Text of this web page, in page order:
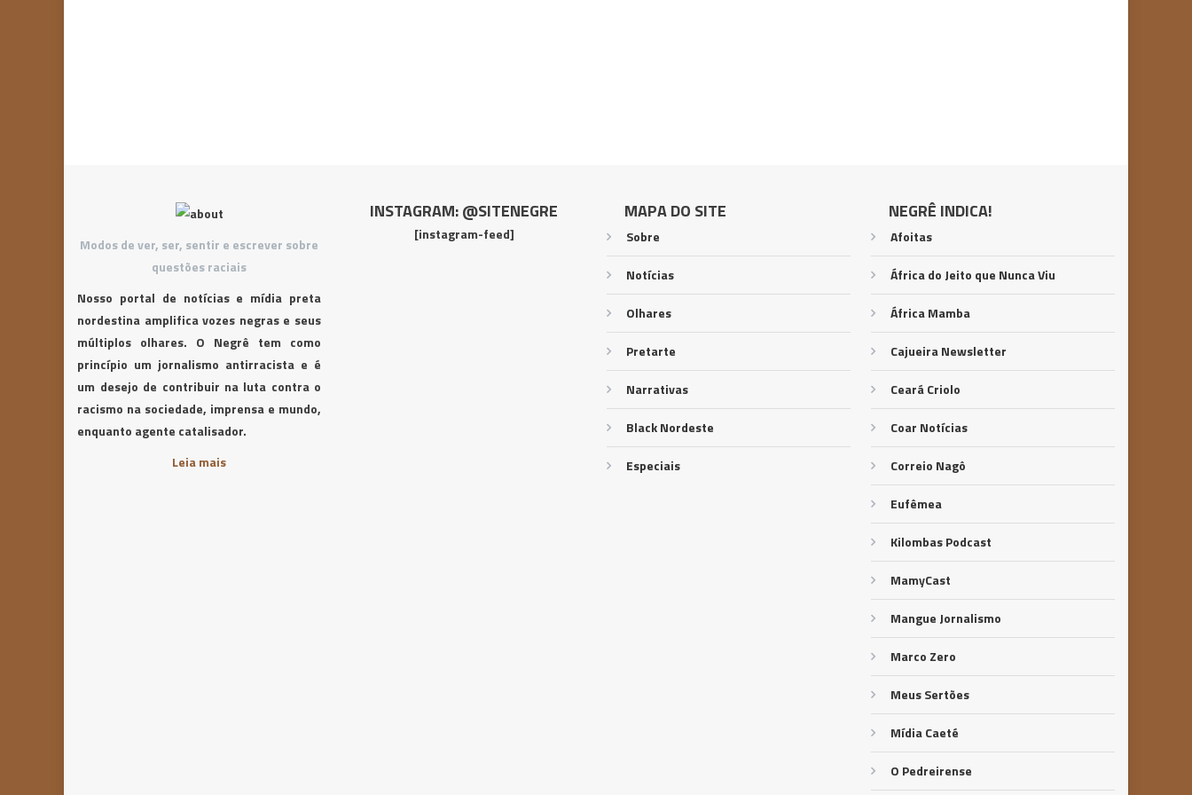
Modos de ver, ser, sentir e escrever sobre
questões raciais
Nosso portal de notícias e mídia preta
nordestina amplifica vozes negras e seus
múltiplos olhares. O Negrê tem como
princípio um jornalismo antirracista e é
um desejo de contribuir na luta contra o
racismo na sociedade, imprensa e mundo,
enquanto agente catalisador.
Leia mais
INSTAGRAM: @SITENEGRE
[instagram-feed]
MAPA DO SITE
Sobre
Notícias
Olhares
Pretarte
Narrativas
Black Nordeste
Especiais
NEGRÊ INDICA!
Afoitas
África do Jeito que Nunca Viu
África Mamba
Cajueira Newsletter
Ceará Criolo
Coar Notícias
Correio Nagô
Eufêmea
Kilombas Podcast
MamyCast
Mangue Jornalismo
Marco Zero
Meus Sertões
Mídia Caeté
O Pedreirense